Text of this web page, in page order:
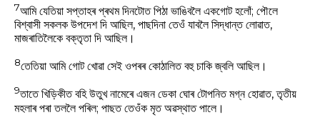
7আমি যেতিয়া সপ্তাহৰ প্ৰথম দিনটোত পিঠা ভাঙিবলৈ একগোট হলোঁ; পৌলে
বিশ্বাসী সকলক উপদেশ দি আছিল, পাছদিনা তেওঁ যাবলৈ সিদ্ধান্ত লোৱাত,
মাজৰাতিলৈকে বক্তৃতা দি আছিল।
8তেতিয়া আমি গোট খোৱা সেই ওপৰৰ কোঠালিত বহু চাকি জ্বলি আছিল।
9তাতে খিড়িকীত বহি উতুখ নামেৰে এজন ডেকা ঘোৰ টোপনিত মগ্ন হোৱাত, তৃতীয়
মহলাৰ পৰা তললৈ পৰিল; পাছত তেওঁক মৃত অৱস্থাত পালে।